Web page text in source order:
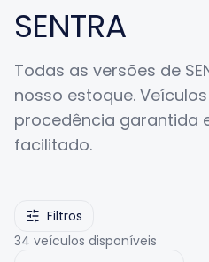
SENTRA
Todas as versões de
nosso estoque.
procedência garantida
facilitado.
Filtros
34 veículos disponíveis